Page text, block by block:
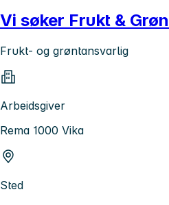
Vi søker Frukt &
Frukt- og grøntansvarlig
Arbeidsgiver
Rema 1000 Vika
Sted